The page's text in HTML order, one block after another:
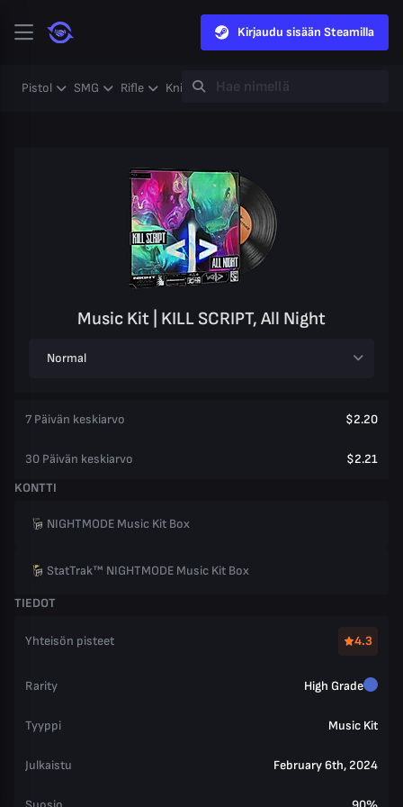
Kirjaudu sisään Steamilla
Pistol SMG Rifle Knife Gloves Heavy
Music Kit | KILL SCRIPT, All Night
Normal
7 Päivän keskiarvo $2.20
30 Päivän keskiarvo
$2.21
KONTTI
NIGHTMODE Music Kit Box
StatTrak™ NIGHTMODE Music Kit Box
TIEDOT
Yhteisön pisteet 4.3
Rarity High Grade
Tyyppi Music Kit
Julkaistu February 6th, 2024